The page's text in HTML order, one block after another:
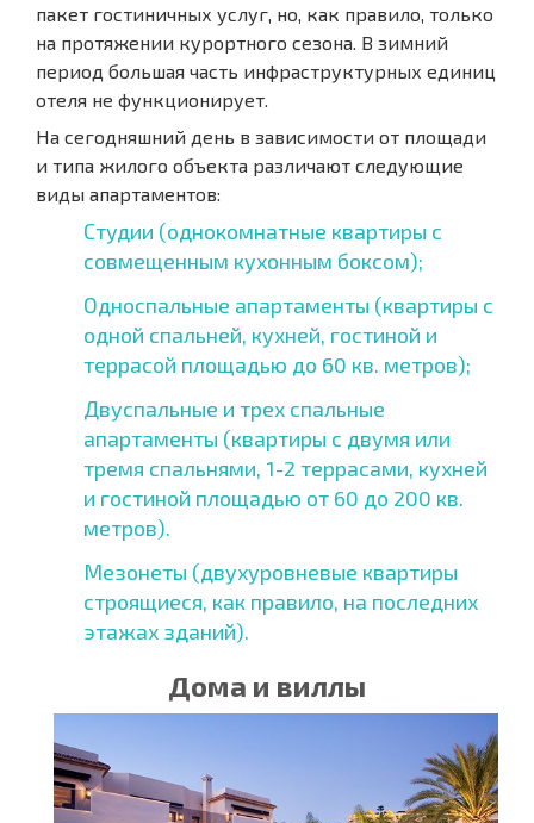
пакет гостиничных услуг, но, как правило, только
на протяжении курортного сезона. В зимний
период большая часть инфраструктурных единиц
отеля не функционирует.
На сегодняшний день в зависимости от площади
и типа жилого объекта различают следующие
виды апартаментов:
Студии (однокомнатные квартиры с
совмещенным кухонным боксом);
Односпальные апартаменты (квартиры с
одной спальней, кухней, гостиной и
террасой площадью до 60 кв. метров);
Двуспальные и трех спальные
апартаменты (квартиры с двумя или
тремя спальнями, 1-2 террасами, кухней
и гостиной площадью от 60 до 200 кв.
метров).
Мезонеты (двухуровневые квартиры
строящиеся, как правило, на последних
этажах зданий).
Дома и виллы